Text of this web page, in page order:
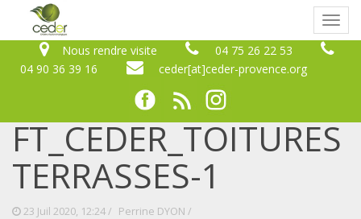
Nous rendre visite
04 75 26 22 53
04 90 36 39 16
ceder[at]ceder-provence.org
FT_CEDER_TOITURES
TERRASSES-1
23 Juil 2020, 12:24 / Perrine DYON /